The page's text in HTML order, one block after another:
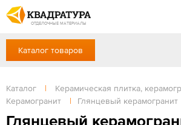
ОТДЕЛОЧНЫЕ МАТЕРИАЛЫ
Профи
Контакты
Доставка и оплата
Выставочный зал
Готовые решения
+7 (383) 209-98-97
Сб, Вс — выходной
ЗАКАЗАТЬ ЗВОНОК
Каталог товаров
Каталог | Керамическая плитка,
Керамогранит
| Глянцевый керамогранит
Глянцевый